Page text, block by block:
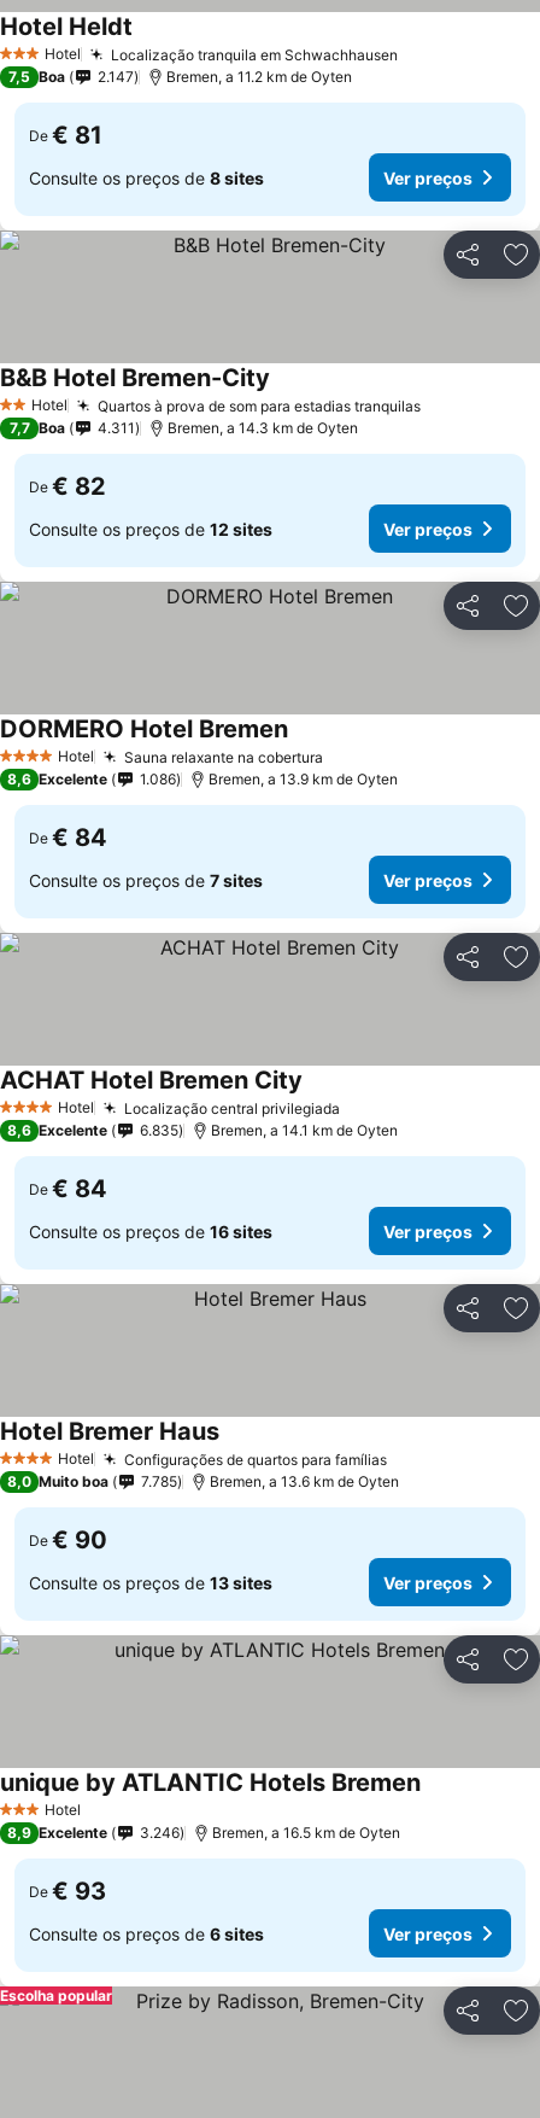
3 EstrelasHotel Localização tranquila em Schwachhausen
Hotel Heldt
7,5 Boa 2.147 Bremen, a 11.2 km de Oyten
De € 81
Consulte os preços de 8 sites Ver preços
Partilhar
2 Estrelas
Hotel Quartos à prova de som para estadias tranquilasVer preços
B&B Hotel Bremen-City
7,7 Boa 4.311 Bremen, a 14.3 km de Oyten
De € 82
Consulte os preços de 12 sites Ver preços
Partilhar
4 EstrelasHotel Sauna relaxante na cobertura
DORMERO Hotel BremenVer preços
8,6 Excelente 1.086 Bremen, a 13.9 km de Oyten
De € 84
Consulte os preços de 7 sites Ver preços
Partilhar
4 EstrelasHotel Localização central privilegiada
ACHAT Hotel Bremen City
8,6 Excelente 6.835 Bremen, a 14.1 km de Oyten
De € 84
Consulte os preços de 16 sites Ver preços
Partilhar
4 EstrelasHotel Configurações de quartos para famíliasVer preços
Hotel Bremer HausVer preços
8,0 Muito boa 7.785 Bremen, a 13.6 km de Oyten
De € 90
Consulte os preços de 13 sites Ver preços
Partilhar
3 EstrelasHotel
unique by ATLANTIC Hotels BremenVer preços
8,9 Excelente 3.246 Bremen, a 16.5 km de Oyten
De € 93
Consulte os preços de 6 sites Ver preços
Partilhar
Escolha popular